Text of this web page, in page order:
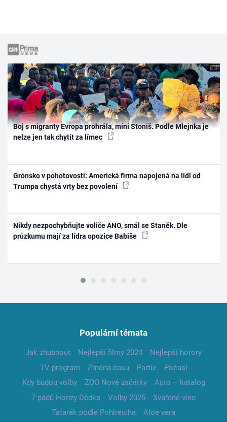
Boj s migranty Evropa prohrála, míní Stoniš. Podle Mlejnka je
nelze jen tak chytit za límec
Grónsko v pohotovosti: Americká firma napojená na lidi od
Trumpa chystá vrty bez povolení
Nikdy nezpochybňujte voliče ANO, smál se Staněk. Dle
průzkumu mají za lídra opozice Babiše
Populární témata
Jak zhubnout Nejlepší filmy 2024
Nejlepší horory
TV program
Změna času Partie
Počasí
Kdy budou volby
ZOO Nové začátky
Auto – katalog
7 pádů Honzy Dědka
Volby 2025
Svařené víno
Tatarák podle Pohlreicha
Aloe vera